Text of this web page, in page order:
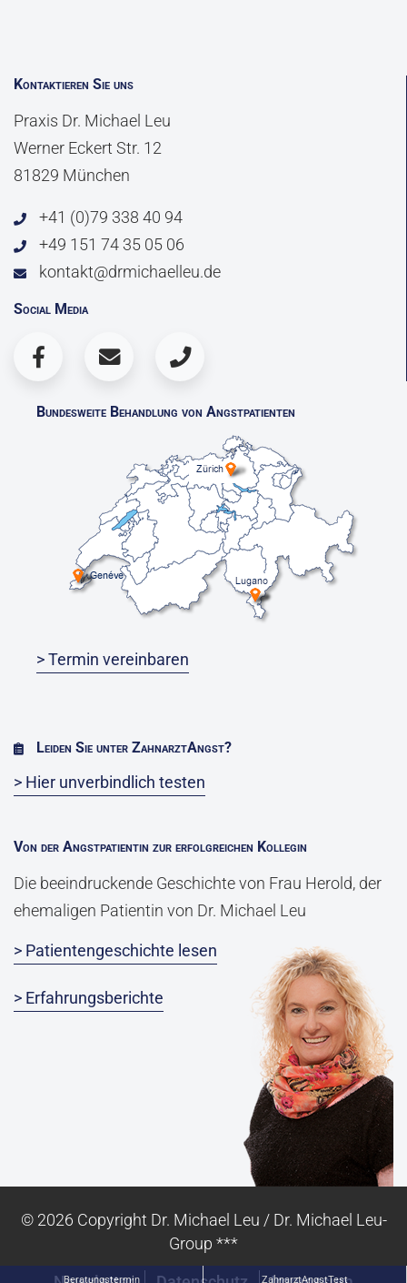
Beratungstermin ZahnarztAngstTest
Kontaktieren Sie uns
Praxis Dr. Michael Leu
Werner Eckert Str. 12
81829 München
+41 (0)79 338 40 94
+49 151 74 35 05 06
kontakt@drmichaelleu.de
Social Media
Bundesweite Behandlung von Angstpatienten
> Termin vereinbaren
Leiden Sie unter ZahnarztAngst?
> Hier unverbindlich testen
Von der Angstpatientin zur erfolgreichen Kollegin
Die beeindruckende Geschichte von Frau Herold, der
ehemaligen Patientin von Dr. Michael Leu
> Patientengeschichte lesen
> Erfahrungsberichte
© 2026 Copyright Dr. Michael Leu / Dr. Michael Leu-
Group ***